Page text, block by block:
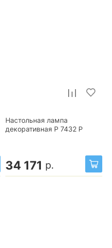
Настольная лампа
декоративная P 7432 P
34 171 р.